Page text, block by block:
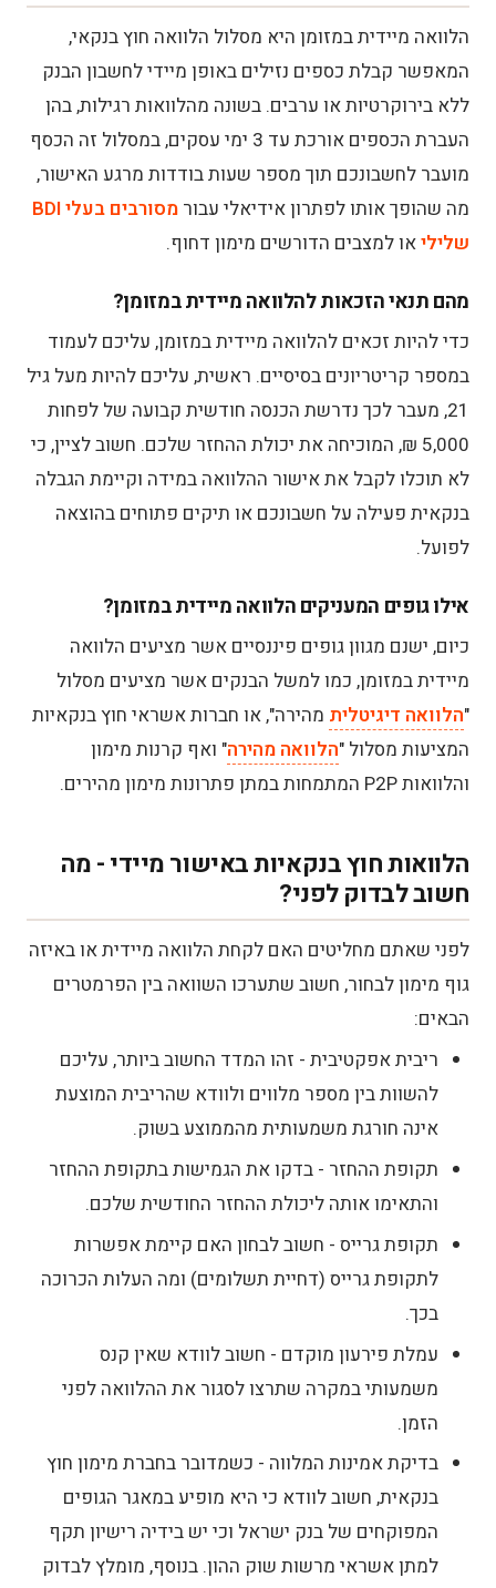
הלוואה מיידית במזומן היא מסלול הלוואה חוץ בנקאי,
המאפשר קבלת כספים נזילים באופן מיידי לחשבון הבנק
ללא בירוקרטיות או ערבים. בשונה מהלוואות רגילות, בהן
העברת הכספים אורכת עד 3 ימי עסקים, במסלול זה הכסף
מועבר לחשבונכם תוך מספר שעות בודדות מרגע האישור,
מה שהופך אותו לפתרון אידיאלי עבור
מסורבים בעלי BDI
שליליאו למצבים הדורשים מימון דחוף.
מהם תנאי הזכאות להלוואה מיידית במזומן?
כדי להיות זכאים להלוואה מיידית במזומן, עליכם לעמוד
במספר קריטריונים בסיסיים. ראשית, עליכם להיות מעל גיל
21, מעבר לכך נדרשת הכנסה חודשית קבועה של לפחות
5,000 ₪, המוכיחה את יכולת ההחזר שלכם. חשוב לציין, כי
לא תוכלו לקבל את אישור ההלוואה במידה וקיימת הגבלה
בנקאית פעילה על חשבונכם או תיקים פתוחים בהוצאה
לפועל.
אילו גופים המעניקים הלוואה מיידית במזומן?
כיום, ישנם מגוון גופים פיננסיים אשר מציעים הלוואה
מיידית במזומן, כמו למשל הבנקים אשר מציעים מסלול
"הלוואה דיגיטלית מהירה", או חברות אשראי חוץ בנקאיות
המציעות מסלול "הלוואה מהירה" ואף קרנות מימון
והלוואות P2P המתמחות במתן פתרונות מימון מהירים.
הלוואות חוץ בנקאיות באישור מיידי - מה
חשוב לבדוק לפני?
לפני שאתם מחליטים האם לקחת הלוואה מיידית או באיזה
גוף מימון לבחור, חשוב שתערכו השוואה בין הפרמטרים
הבאים:
ריבית אפקטיבית - זהו המדד החשוב ביותר, עליכם
להשוות בין מספר מלווים ולוודא שהריבית המוצעת
אינה חורגת משמעותית מהממוצע בשוק.
תקופת ההחזר - בדקו את הגמישות בתקופת ההחזר
והתאימו אותה ליכולת ההחזר החודשית שלכם.
תקופת גרייס - חשוב לבחון האם קיימת אפשרות
לתקופת גרייס (דחיית תשלומים) ומה העלות הכרוכה
בכך.
עמלת פירעון מוקדם - חשוב לוודא שאין קנס
משמעותי במקרה שתרצו לסגור את ההלוואה לפני
הזמן.
בדיקת אמינות המלווה - כשמדובר בחברת מימון חוץ
בנקאית, חשוב לוודא כי היא מופיע במאגר הגופים
המפוקחים של בנק ישראל וכי יש בידיה רישיון תקף
למתן אשראי מרשות שוק ההון. בנוסף, מומלץ לבדוק